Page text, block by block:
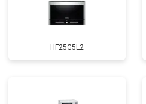
HF25G5L2